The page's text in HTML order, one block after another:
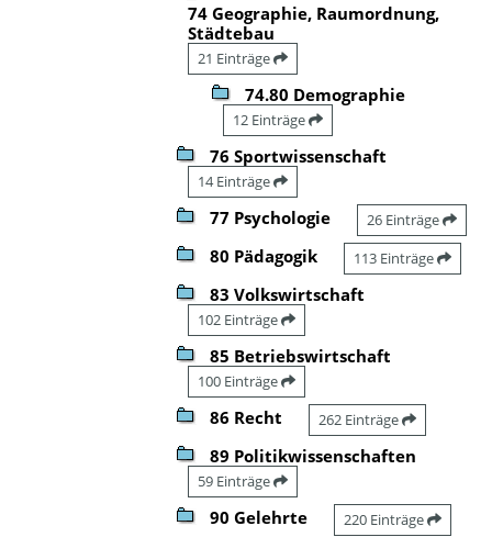
74 Geographie, Raumordnung,
Städtebau
21 Einträge
74.80 Demographie
12 Einträge
76 Sportwissenschaft
14 Einträge
77 Psychologie 26 Einträge
80 Pädagogik 113 Einträge
83 Volkswirtschaft
102 Einträge
85 Betriebswirtschaft
100 Einträge
86 Recht 262 Einträge
89 Politikwissenschaften
59 Einträge
90 Gelehrte 220 Einträge